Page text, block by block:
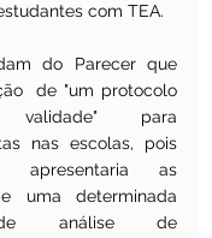
com TEA.
do Parecer que
de "um protocolo
validade" para
nas escolas, pois
apresentaria as
uma determinada
de análise de